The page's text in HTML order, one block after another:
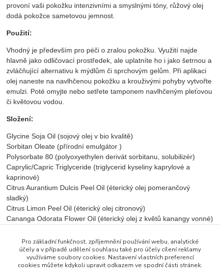
provoní vaši pokožku intenzivními a smyslnými tóny, růžový olej
dodá pokožce sametovou jemnost.
Použití:
Vhodný je především pro péči o zralou pokožku. Využití najde
hlavně jako odličovací prostředek, ale uplatníte ho i jako šetrnou a
zvláčňující alternativu k mýdlům či sprchovým gelům. Při aplikaci
olej naneste na navlhčenou pokožku a krouživými pohyby vytvořte
emulzi. Poté omyjte nebo setřete tamponem navlhčeným pleťovou
či květovou vodou.
Složení:
Glycine Soja Oil (sojový olej v bio kvalitě)
Sorbitan Oleate (přírodní emulgátor )
Polysorbate 80 (polyoxyethylen derivát sorbitanu, solubilizér)
Caprylic/Capric Triglyceride (triglycerid kyseliny kaprylové a
kaprinové)
Citrus Aurantium Dulcis Peel Oil (éterický olej pomerančový
sladký)
Citrus Limon Peel Oil (éterický olej citronový)
Cananga Odorata Flower Oil (éterický olej z květů kanangy vonné)
Canarium Luzonicum Gum Oil (éterický olej elemiový)
Pelargonium Graveolens Oil (éterický olej z pelargonie vonné)
Acacia Decurrens Flower Extract (éterický olej mimózový)
Jasminum Officinale Extract (éterický olej z jasmínu pravého,
Pro základní funkčnost, zpříjemnění používání webu, analytické
účely a v případě udělení souhlasu také pro účely cílení reklamy
využíváme soubory cookies. Nastavení vlastních preferencí
cookies můžete kdykoli upravit odkazem ve spodní části stránek.